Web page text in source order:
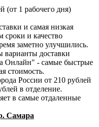
(от 1 рабочего дня)
и самая низкая
сроки и качество
заметно улучшились.
варианты доставки
Онлайн" - самые быстрые
стоимость.
России от 210 рублей
в отделение.
в самые отдаленные
Самара